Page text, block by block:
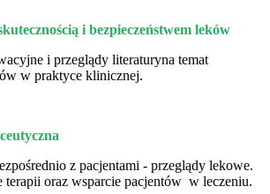
i bezpieczeństwem leków
i przeglądy literaturyna temat
w praktyce klinicznej.
z pacjentami - przeglądy lekowe.
terapii oraz wsparcie pacjentów w leczeniu.